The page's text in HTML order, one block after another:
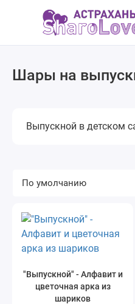
Шары на
Выпускной в детском
"Выпускной" - Алфавит и
цветочная арка из
шариков